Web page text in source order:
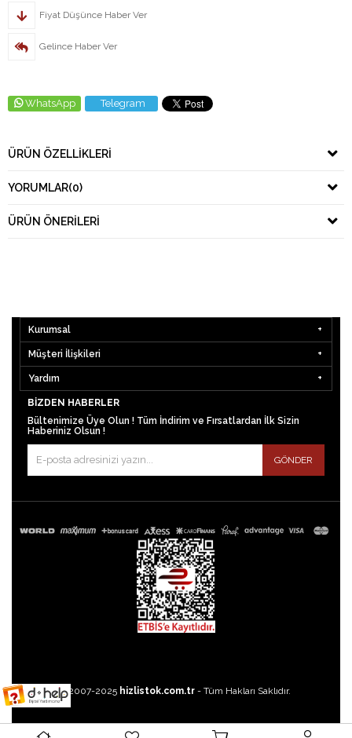
Fiyat Düşünce Haber Ver
Gelince Haber Ver
WhatsApp Telegram
ÜRÜN ÖZELLIKLERI
YORUMLAR(0)
ÜRÜN ÖNERILERI
Kurumsal
Müşteri İlişkileri
Yardım
BIZDEN HABERLER
Bültenimize Üye Olun ! Tüm İndirim ve Fırsatlardan İlk Sizin
Haberiniz Olsun !
GÖNDER
©2007-2025 hizlistok.com.tr - Tüm Hakları Saklıdır.